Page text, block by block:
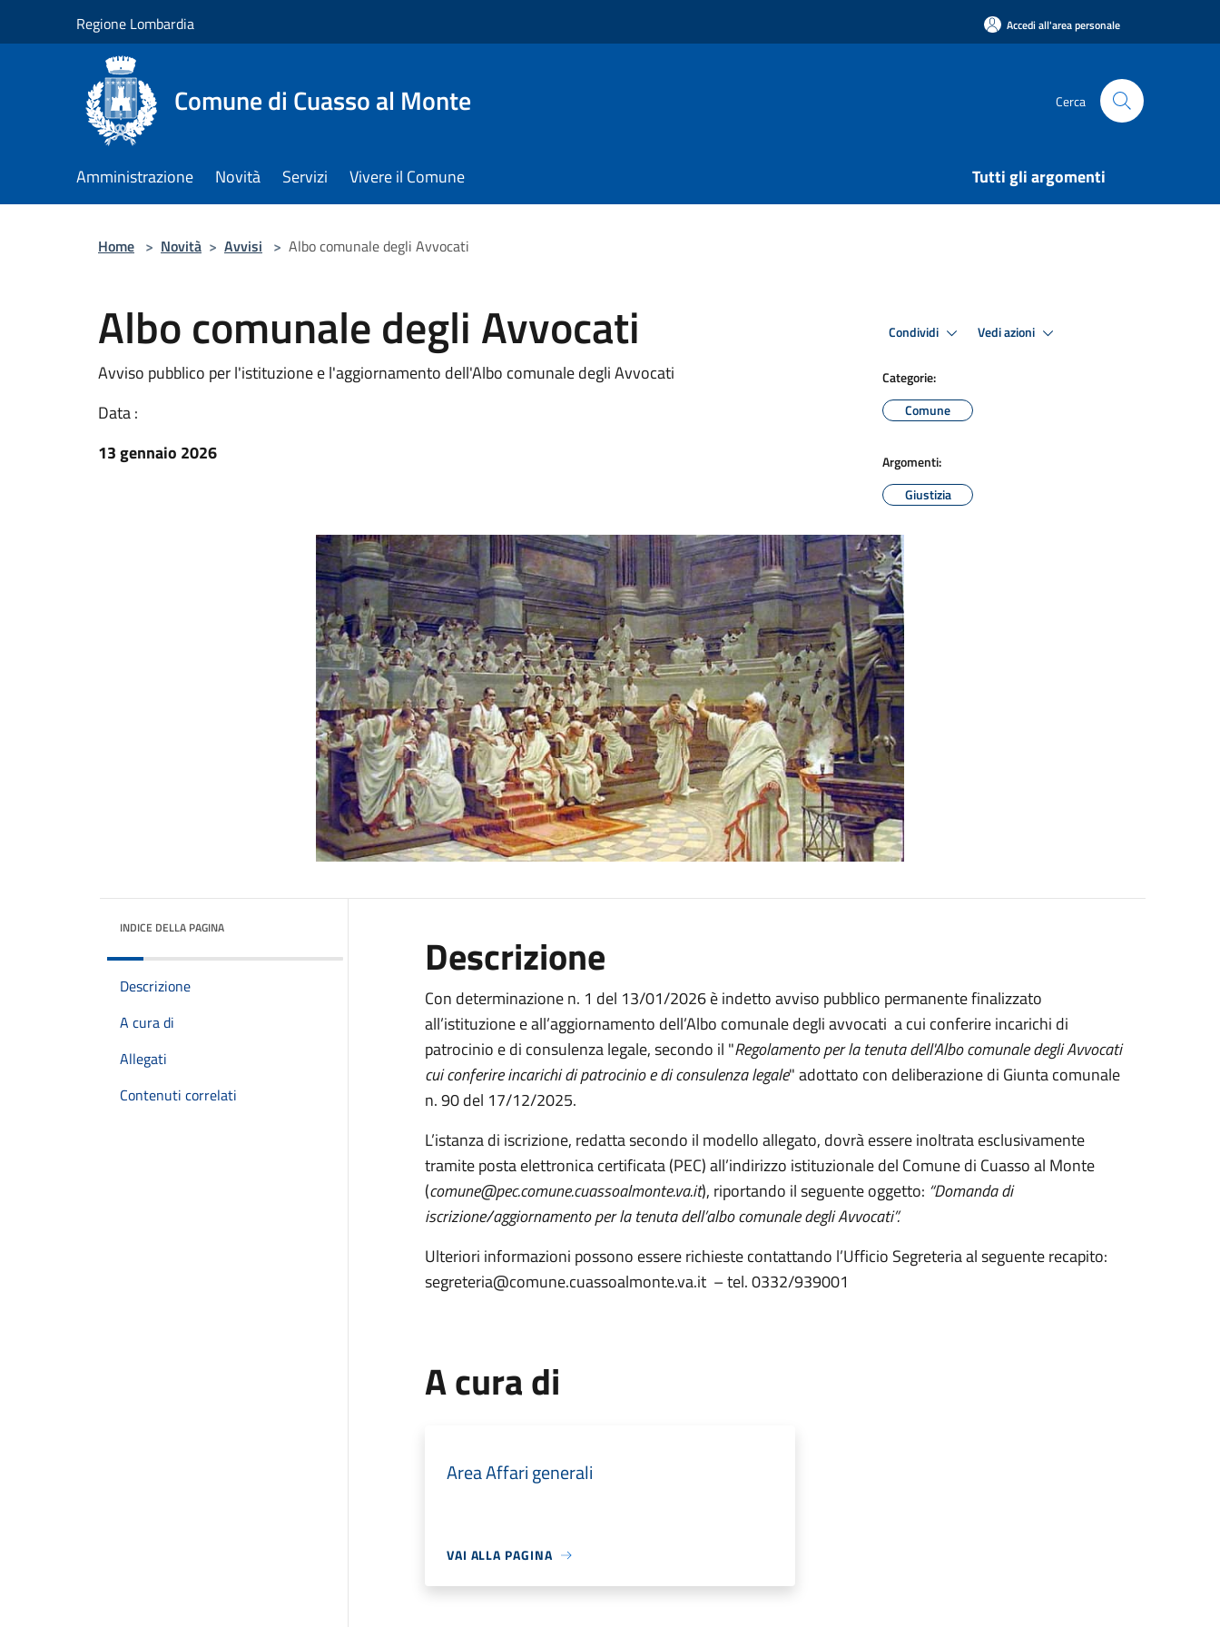
Regione Lombardia Accedi all'area personale
Comune di Cuasso al Monte Cerca
Amministrazione Novità Servizi Vivere il Comune Tutti gli argomenti
Home > Novità > Avvisi > Albo comunale degli Avvocati
Albo comunale degli Avvocati
Avviso pubblico per l'istituzione e l'aggiornamento dell'Albo comunale degli Avvocati
Data :
13 gennaio 2026
Condividi Vedi azioni
Categorie:
Comune
Argomenti:
Giustizia
INDICE DELLA PAGINA
Descrizione
A cura di
Allegati
Contenuti correlati
Descrizione
Con determinazione n. 1 del 13/01/2026 è indetto avviso pubblico permanente finalizzato
all’istituzione e all’aggiornamento dell’Albo comunale degli avvocati a cui conferire incarichi di
patrocinio e di consulenza legale, secondo il "Regolamento per la tenuta dell'Albo comunale degli Avvocati
cui conferire incarichi di patrocinio e di consulenza legale" adottato con deliberazione di Giunta comunale
n. 90 del 17/12/2025.
L’istanza di iscrizione, redatta secondo il modello allegato, dovrà essere inoltrata esclusivamente
tramite posta elettronica certificata (PEC) all’indirizzo istituzionale del Comune di Cuasso al Monte
(comune@pec.comune.cuassoalmonte.va.it), riportando il seguente oggetto: “Domanda di
iscrizione/aggiornamento per la tenuta dell’albo comunale degli Avvocati”.
Ulteriori informazioni possono essere richieste contattando l’Ufficio Segreteria al seguente recapito:
segreteria@comune.cuassoalmonte.va.it – tel. 0332/939001
A cura di
Area Affari generali
VAI ALLA PAGINA